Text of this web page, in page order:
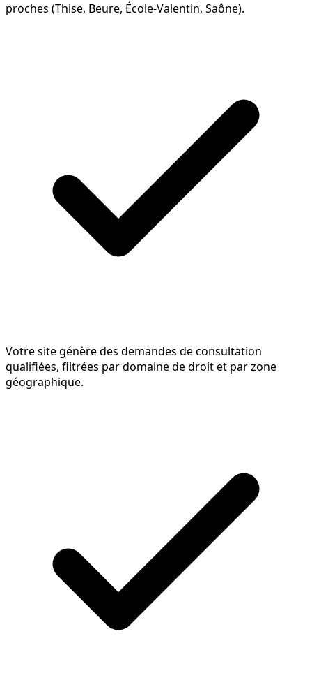
proches (Thise, Beure, École-Valentin, Saône).
Votre site génère des demandes de consultation
qualifiées, filtrées par domaine de droit et par zone
géographique.